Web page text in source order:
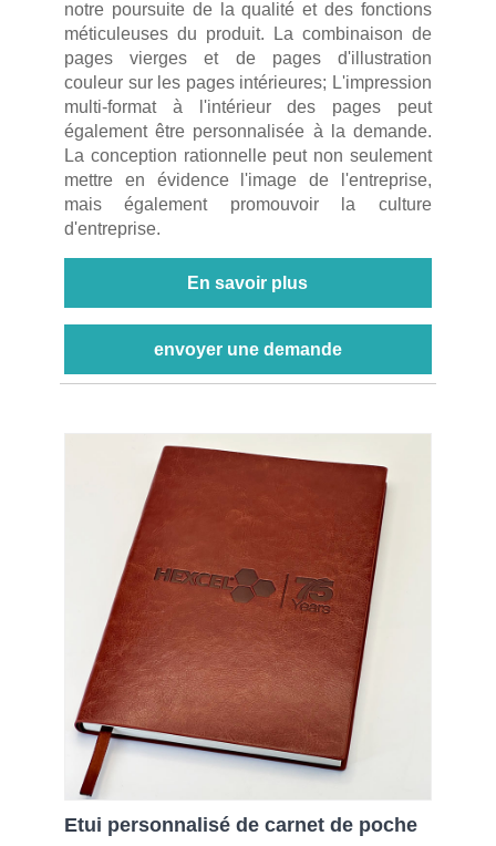
notre poursuite de la qualité et des fonctions
méticuleuses du produit. La combinaison de
pages vierges et de pages d'illustration
couleur sur les pages intérieures; L'impression
multi-format à l'intérieur des pages peut
également être personnalisée à la demande.
La conception rationnelle peut non seulement
mettre en évidence l'image de l'entreprise,
mais également promouvoir la culture
d'entreprise.
En savoir plus
envoyer une demande
Etui personnalisé de carnet de poche